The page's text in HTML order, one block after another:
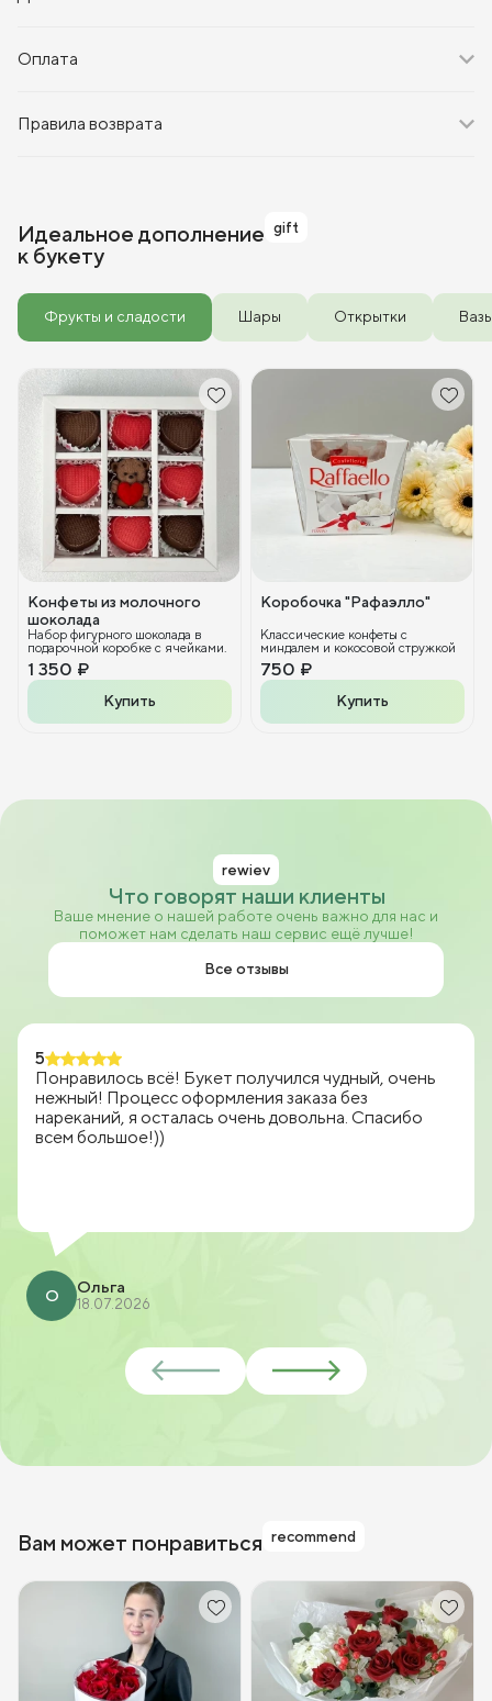
Оплата
Правила возврата
Идеальное дополнение
к букету
gift
Фрукты и сладости Шары Открытки
Конфеты из молочного
шоколада
Набор фигурного шоколада в
подарочной коробке с ячейками.
1 350 ₽
Купить
Коробочка "Рафаэлло"
Классические конфеты с
миндалем и кокосовой стружкой
750 ₽
Купить
Что говорят наши клиенты
rewiev
Ваше мнение о нашей работе очень важно для нас и
поможет нам сделать наш сервис ещё лучше!
Все отзывы
5
Понравилось всё! Букет получился чудный, очень
нежный! Процесс оформления заказа без
нареканий, я осталась очень довольна. Спасибо
всем большое!))
О Ольга
18.07.2026
Вам может понравиться recommend